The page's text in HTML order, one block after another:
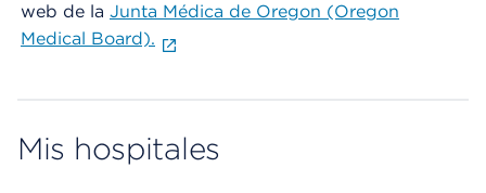
web de la Junta Médica de Oregon (Oregon
Medical Board).
Mis hospitales